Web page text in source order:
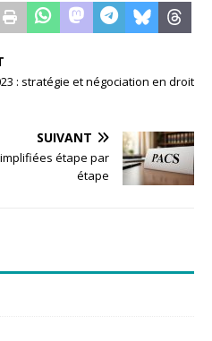
: stratégie et négociation en droit
SUIVANT
étape par
étape